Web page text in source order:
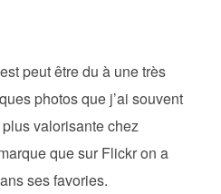
peut être du à une très
photos que j’ai souvent
valorisante chez
que sur Flickr on a
ses favories.